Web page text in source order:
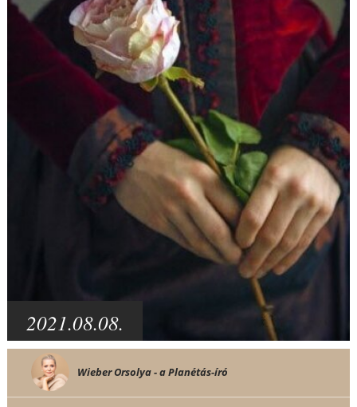
2021.08.08.
Wieber Orsolya - a Planétás-író